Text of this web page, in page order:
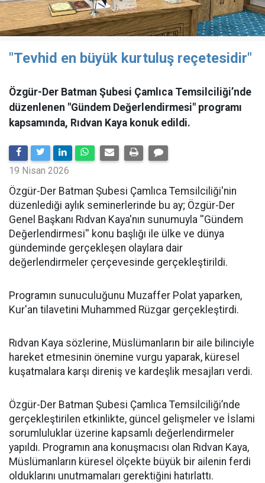
"Tevhid en büyük kurtuluş reçetesidir"
Özgür-Der Batman Şubesi Çamlıca Temsilciliği’nde
düzenlenen "Gündem Değerlendirmesi" programı
kapsamında, Rıdvan Kaya konuk edildi.
19 Nisan 2026
​Özgür-Der Batman Şubesi Çamlıca Temsilciliği'nin
düzenlediği aylık seminerlerinde bu ay; Özgür-Der
Genel Başkanı Rıdvan Kaya'nın sunumuyla ''Gündem
Değerlendirmesi'' konu başlığı ile ülke ve dünya
gündeminde gerçekleşen olaylara dair
değerlendirmeler çerçevesinde gerçekleştirildi.
Programın sunuculuğunu Muzaffer Polat yaparken,
Kur'an tilavetini Muhammed Rüzgar gerçekleştirdi.
Rıdvan Kaya sözlerine, Müslümanların bir aile bilinciyle
hareket etmesinin önemine vurgu yaparak, küresel
kuşatmalara karşı direniş ve kardeşlik mesajları verdi.
Özgür-Der Batman Şubesi Çamlıca Temsilciliği’nde
gerçekleştirilen etkinlikte, güncel gelişmeler ve İslami
sorumluluklar üzerine kapsamlı değerlendirmeler
yapıldı. Programın ana konuşmacısı olan Rıdvan Kaya,
Müslümanların küresel ölçekte büyük bir ailenin ferdi
olduklarını unutmamaları gerektiğini hatırlattı.